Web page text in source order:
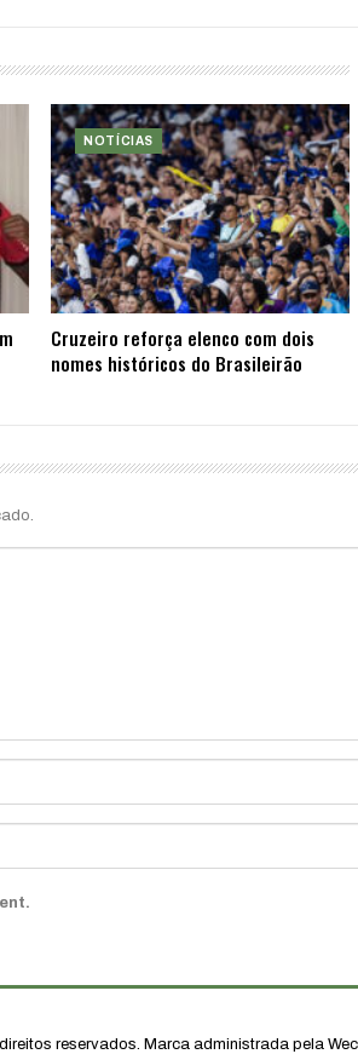
NOTÍCIAS
Cruzeiro reforça elenco com dois
nomes históricos do Brasileirão
reservados. Marca administrada pela